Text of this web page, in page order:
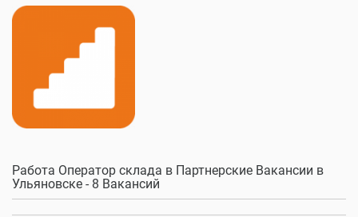
Работа Оператор склада в Партнерские Вакансии в
Ульяновске - 8 Вакансий